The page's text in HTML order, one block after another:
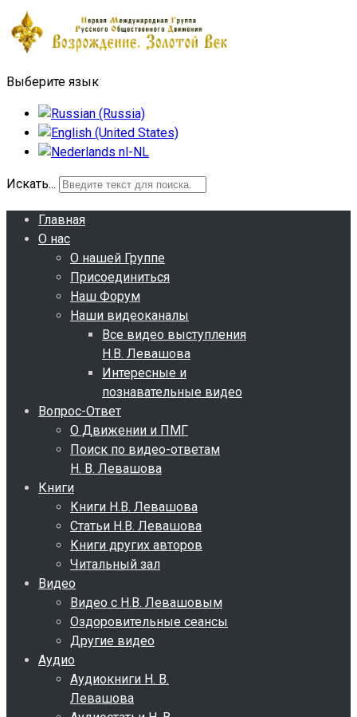
Выберите язык
Искать...
Главная
О нас
О нашей Группе
Присоединиться
Наш Форум
Наши видеоканалы
Все видео выступления
Н.В. Левашова
Интересные и
познавательные видео
Вопрос-Ответ
О Движении и ПМГ
Поиск по видео-ответам
Н. В. Левашова
Книги
Книги Н.В. Левашова
Статьи Н.В. Левашова
Книги других авторов
Читальный зал
Видео
Видео с Н.В. Левашовым
Оздоровительные сеансы
Другие видео
Аудио
Аудиокниги Н. В.
Левашова